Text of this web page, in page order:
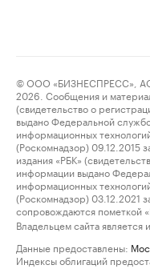
© ООО «БИЗНЕСПРЕСС»,
2026. Сообщения и
(свидетельство о
выдано Федеральной
информационных
(Роскомнадзор)
издания «РБК»
информации выдано
информационных
(Роскомнадзор)
сопровождаются пометкой
Владельцем сайта является
Данные предоставлены:
Индексы облигаций